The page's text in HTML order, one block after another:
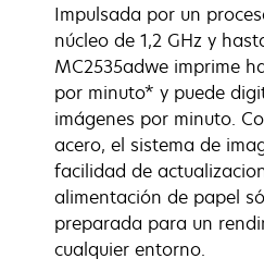
Impulsada por un
núcleo de 1,2 GHz y
MC2535adwe imprime
por minuto* y puede
imágenes por minuto.
acero, el sistema de
facilidad de
alimentación de papel
preparada para un
cualquier entorno.